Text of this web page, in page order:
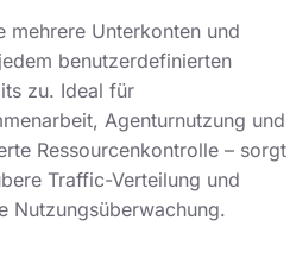
mehrere Unterkonten und
benutzerdefinierten
zu. Ideal für
Agenturnutzung und
Ressourcenkontrolle – sorgt
Traffic-Verteilung und
Nutzungsüberwachung.